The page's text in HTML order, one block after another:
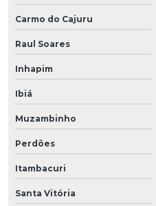
Carmo do Cajuru
Raul Soares
Inhapim
Ibiá
Muzambinho
Perdões
Itambacuri
Santa Vitória